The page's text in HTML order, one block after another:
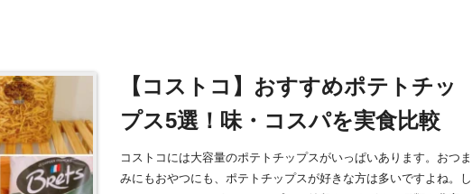
【コストコ】おすすめポテトチッ
プス5選！味・コスパを実食比較
コストコには大容量のポテトチップスがいっぱいあります。おつま
みにもおやつにも、ポテトチップスが好きな方は多いですよね。し